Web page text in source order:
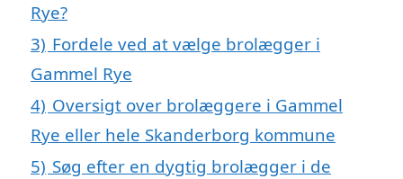
Rye?
3) Fordele ved at vælge brolægger i
Gammel Rye
4) Oversigt over brolæggere i Gammel
Rye eller hele Skanderborg kommune
5) Søg efter en dygtig brolægger i de